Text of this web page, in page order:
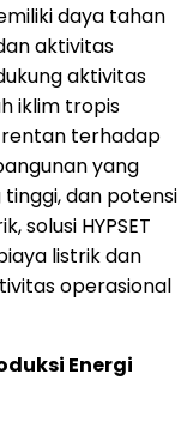
daya tahan
aktivitas
aktivitas
iklim tropis
rentan terhadap
yang
dan potensi
solusi HYPSET
listrik dan
operasional
Energi